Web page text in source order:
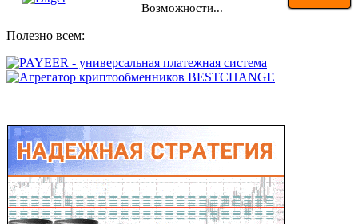
Возможности...
Полезно всем: